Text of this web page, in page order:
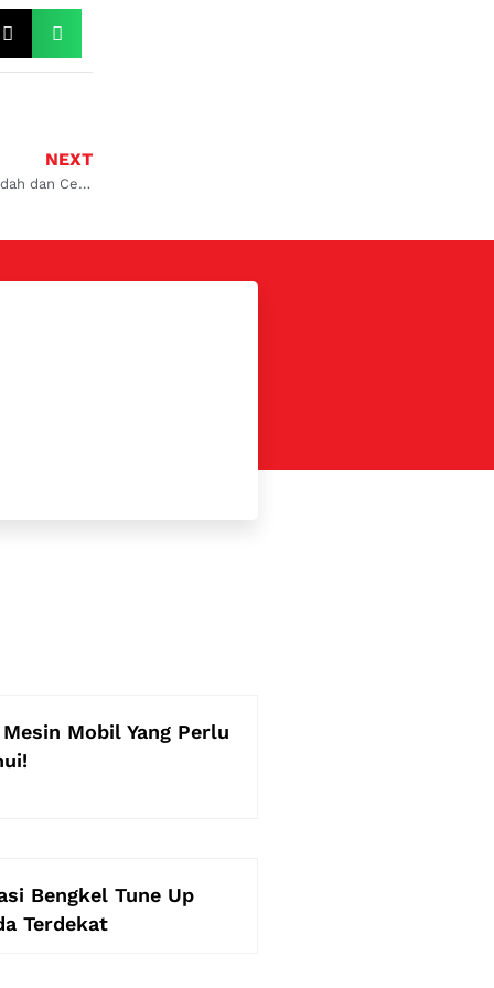
NEXT
5 Cara Mengatasi AC Mobil Bau dengan Mudah dan Cepat
Mobil Yang Perlu
Bengkel Tune Up
Terdekat